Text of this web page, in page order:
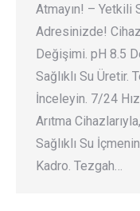
Atmayın! – Yetkili
Adresinizde!
Değişimi. pH 8.5
Sağlıklı Su Üretir.
İnceleyin. 7/24
Arıtma
Sağlıklı Su
Kadro. Tezgah…